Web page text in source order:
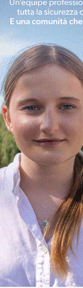
In vetrina 3
Estra
studenti
debutta il
Più lette
Cronaca 4
Un anno fa
Gianni,
processo,
Cronaca 3
Scomparso
Fiorentino
Levane nel
Cronaca 5